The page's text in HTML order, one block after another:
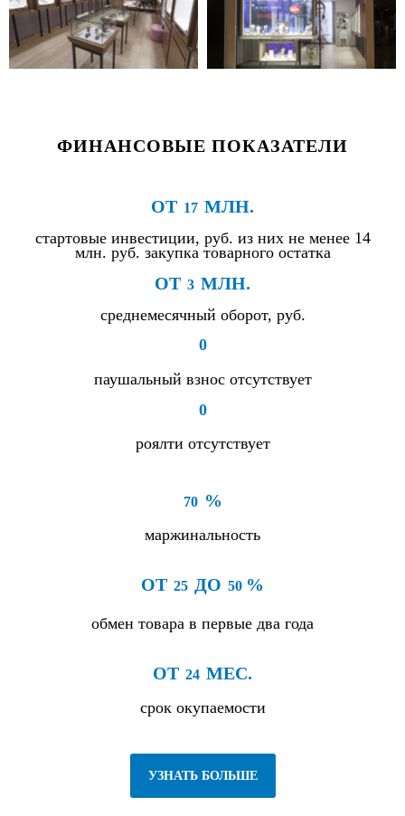
ФИНАНСОВЫЕ ПОКАЗАТЕЛИ
ОТ 17 МЛН.
стартовые инвестиции, руб. из них не менее 14
млн. руб. закупка товарного остатка
ОТ 3 МЛН.
среднемесячный оборот, руб.
0
паушальный взнос отсутствует
0
роялти отсутствует
70 %
маржинальность
ОТ 25 ДО 50 %
обмен товара в первые два года
ОТ 24 МЕС.
срок окупаемости
УЗНАТЬ БОЛЬШЕ